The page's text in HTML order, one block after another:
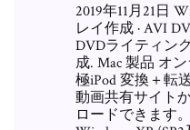
2019年11月21日
レイ作成 · AVI
DVDライティン
成. Mac 製品 オ
極iPod 変換＋転
動画共有サイト
ロードできます